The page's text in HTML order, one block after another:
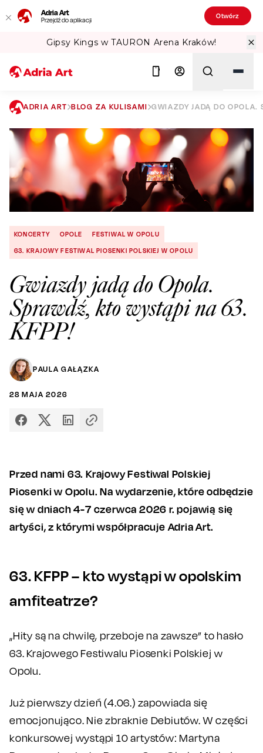
Adria Art
Przejdź do aplikacji Otwórz
Gipsy Kings w TAURON Arena Kraków!
Szukaj
ADRIA ART BLOG ZA KULISAMI GWIAZDY JADĄ DO OPOLA.
KONCERTY OPOLE
FESTIWAL W OPOLU
63. KRAJOWY FESTIWAL PIOSENKI POLSKIEJ W OPOLU
Gwiazdy jadą do Opola.
Sprawdź, kto wystąpi na 63.
KFPP!
PAULA GAŁĄZKA
28 MAJA 2026
Przed nami 63. Krajowy Festiwal Polskiej
Piosenki w Opolu. Na wydarzenie, które odbędzie
się w dniach 4-7 czerwca 2026 r. pojawią się
artyści, z którymi współpracuje Adria Art.
63. KFPP – kto wystąpi w opolskim
amfiteatrze?
„Hity są na chwilę, przeboje na zawsze” to hasło
63. Krajowego Festiwalu Piosenki Polskiej w
Opolu.
Już pierwszy dzień (4.06.) zapowiada się
emocjonująco. Nie zbraknie Debiutów. W części
konkursowej wystąpi 10 artystów: Martyna